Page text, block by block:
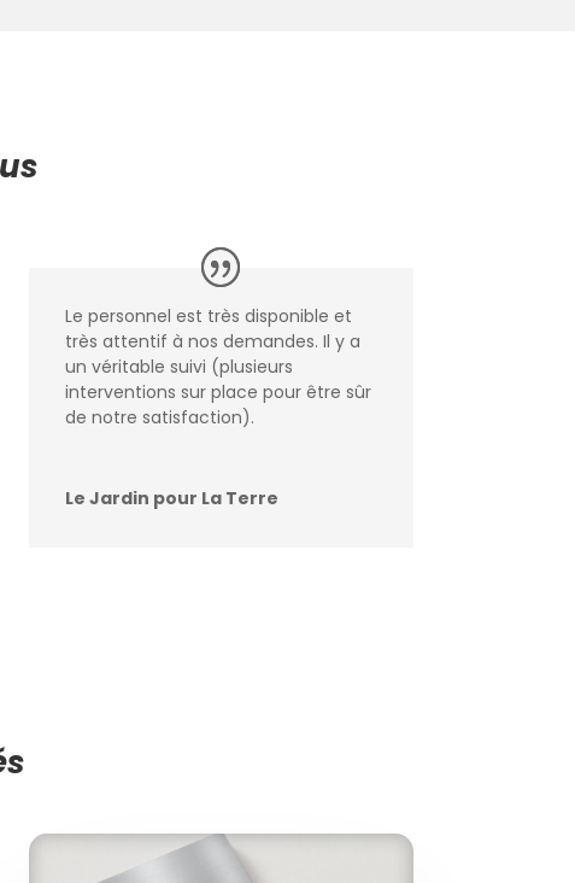
Le personnel est très disponible et
très attentif à nos demandes. Il y a
un véritable suivi (plusieurs
interventions sur place pour être sûr
de notre satisfaction).
Le Jardin pour La Terre